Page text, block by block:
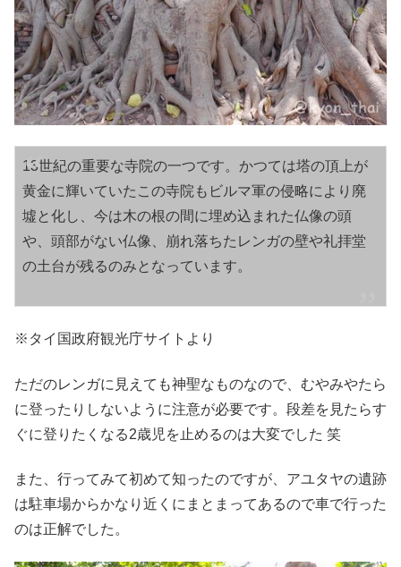
13世紀の重要な寺院の一つです。かつては塔の頂上が
黄金に輝いていたこの寺院もビルマ軍の侵略により廃
墟と化し、今は木の根の間に埋め込まれた仏像の頭
や、頭部がない仏像、崩れ落ちたレンガの壁や礼拝堂
の土台が残るのみとなっています。
※タイ国政府観光庁サイトより
ただのレンガに見えても神聖なものなので、むやみやたら
に登ったりしないように注意が必要です。段差を見たらす
ぐに登りたくなる2歳児を止めるのは大変でした 笑
また、行ってみて初めて知ったのですが、アユタヤの遺跡
は駐車場からかなり近くにまとまってあるので車で行った
のは正解でした。